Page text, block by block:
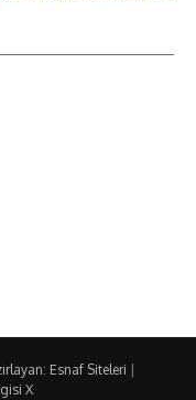
Esnaf Siteleri |
X